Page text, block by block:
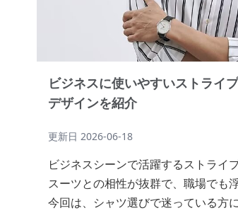
ビジネスに使いやすいストライ
デザインを紹介
更新日 2026-06-18
ビジネスシーンで活躍するストライ
スーツとの相性が抜群で、職場でも
今回は、シャツ選びで迷っている方